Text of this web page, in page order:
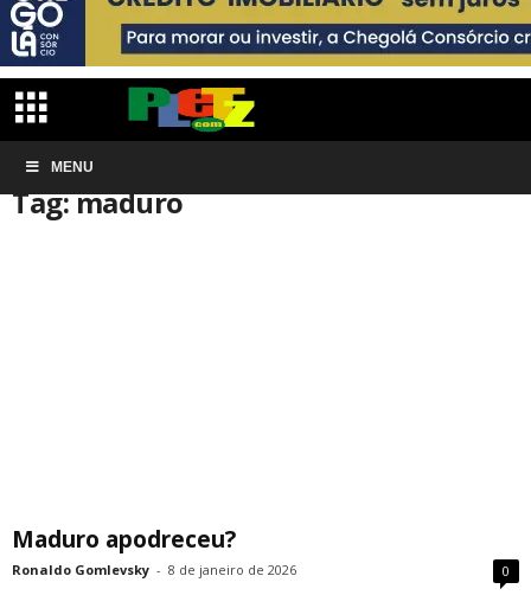
MENU
Início Tags
Tag: maduro
Maduro apodreceu?
Ronaldo Gomlevsky - 8 de janeiro de 2026 0